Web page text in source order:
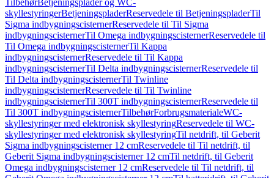
TilbehørBetjeningsplader og WC-
skyllestyringerBetjeningspladerReservedele til BetjeningspladerTil
Sigma indbygningscisternerReservedele til Til Sigma
indbygningscisternerTil Omega indbygningscisternerReservedele til
Til Omega indbygningscisternerTil Kappa
indbygningscisternerReservedele til Til Kappa
indbygningscisternerTil Delta indbygningscisternerReservedele til
Til Delta indbygningscisternerTil Twinline
indbygningscisternerReservedele til Til Twinline
indbygningscisternerTil 300T indbygningscisternerReservedele til
Til 300T indbygningscisternerTilbehørForbrugsmaterialeWC-
skyllestyringer med elektronisk skyllestyringReservedele til WC-
skyllestyringer med elektronisk skyllestyringTil netdrift, til Geberit
Sigma indbygningscisterner 12 cmReservedele til Til netdrift, til
Geberit Sigma indbygningscisterner 12 cmTil netdrift, til Geberit
Omega indbygningscisterner 12 cmReservedele til Til netdrift, til